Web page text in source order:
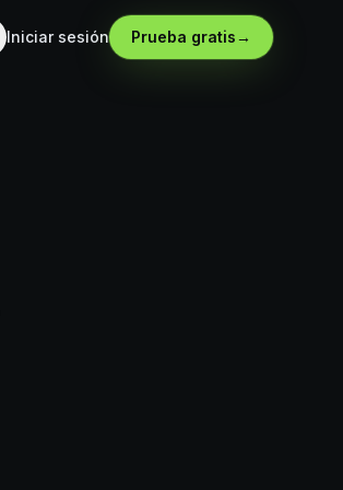
Iniciar sesión Prueba gratis→